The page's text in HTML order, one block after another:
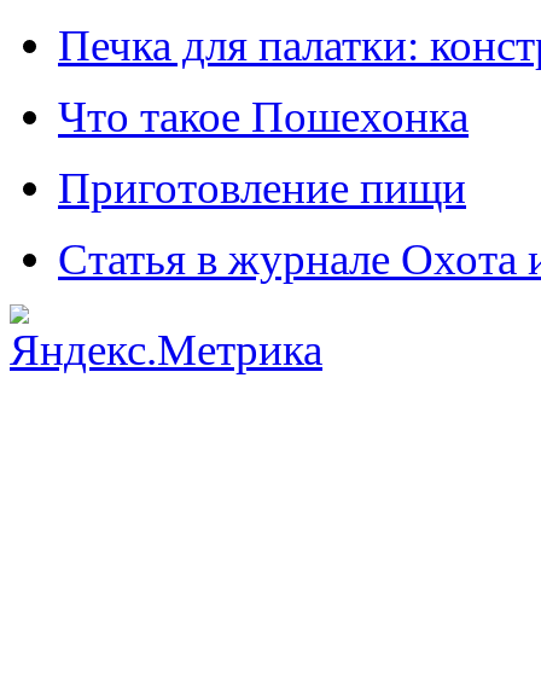
Печка для палатки:
Что такое Пошехонка
Приготовление пищи
Статья в журнале Охота